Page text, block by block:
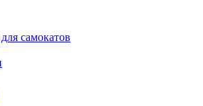
самокатов